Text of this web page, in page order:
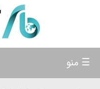
☰ منو